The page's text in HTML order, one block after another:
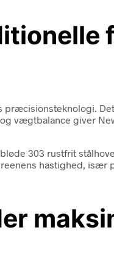
præcisionsteknologi.
vægtbalance giver
303 rustfrit
hastighed, især